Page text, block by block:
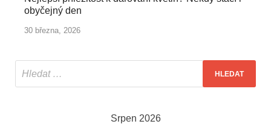
obyčejný den
30 března, 2026
Srpen 2026